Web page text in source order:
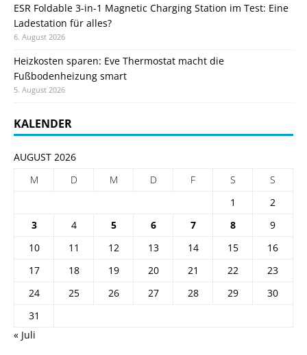
ESR Foldable 3-in-1 Magnetic Charging Station im Test: Eine
Ladestation für alles?
6. August 2026
Heizkosten sparen: Eve Thermostat macht die
Fußbodenheizung smart
5. August 2026
KALENDER
AUGUST 2026
M
D M D F S
S
1
2
3
4 5 6 7 8
9
10
11 12 13 14 15
16
17
18 19 20 21 22
23
24
25 26 27 28 29
30
31
« Juli